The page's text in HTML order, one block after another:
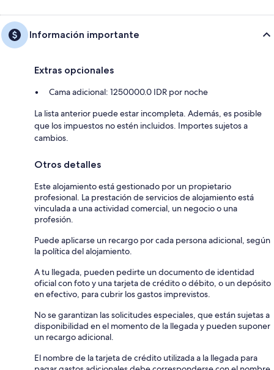
Información importante
Extras opcionales
Cama adicional: 1250000.0 IDR por noche
La lista anterior puede estar incompleta. Además, es posible
que los impuestos no estén incluidos. Importes sujetos a
cambios.
Otros detalles
Este alojamiento está gestionado por un propietario
profesional. La prestación de servicios de alojamiento está
vinculada a una actividad comercial, un negocio o una
profesión.
Puede aplicarse un recargo por cada persona adicional, según
la política del alojamiento.
A tu llegada, pueden pedirte un documento de identidad
oficial con foto y una tarjeta de crédito o débito, o un depósito
en efectivo, para cubrir los gastos imprevistos.
No se garantizan las solicitudes especiales, que están sujetas a
disponibilidad en el momento de la llegada y pueden suponer
un recargo adicional.
El nombre de la tarjeta de crédito utilizada a la llegada para